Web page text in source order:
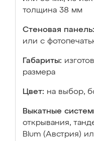
толщина 38 мм
Стеновая панель:
или с
Габариты:
размера
Цвет: на выбор,
Выкатные
открывания,
Blum (Австрия)